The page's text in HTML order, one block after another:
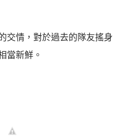
交情，對於過去的隊友搖身
當新鮮。